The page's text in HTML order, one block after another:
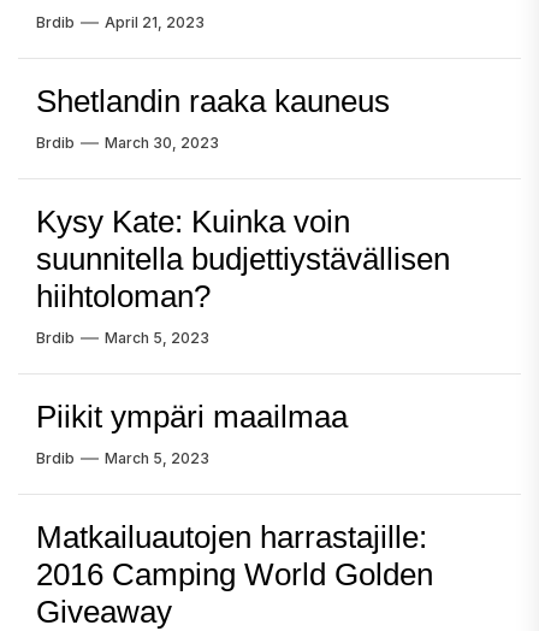
Brdib April 21, 2023
Shetlandin raaka kauneus
Brdib March 30, 2023
Kysy Kate: Kuinka voin
suunnitella budjettiystävällisen
hiihtoloman?
Brdib March 5, 2023
Piikit ympäri maailmaa
Brdib March 5, 2023
Matkailuautojen harrastajille:
2016 Camping World Golden
Giveaway